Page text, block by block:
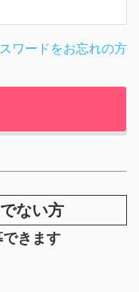
ワードをお忘れの方
ない方
きます